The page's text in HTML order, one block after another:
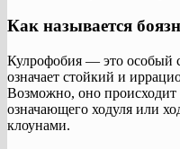
Как называется
Кулрофобия — это особый
означает стойкий и
Возможно, оно происходит
означающего ходуля или
клоунами.